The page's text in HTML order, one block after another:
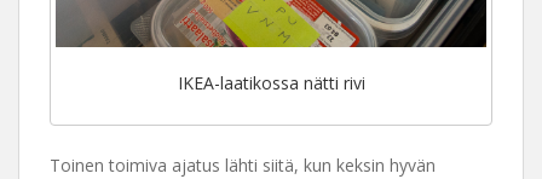
IKEA-laatikossa nätti rivi
Toinen toimiva ajatus lähti siitä, kun keksin hyvän